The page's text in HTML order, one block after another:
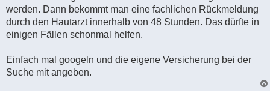
werden. Dann bekommt man eine fachlichen Rückmeldung
durch den Hautarzt innerhalb von 48 Stunden. Das dürfte in
einigen Fällen schonmal helfen.
Einfach mal googeln und die eigene Versicherung bei der
Suche mit angeben.